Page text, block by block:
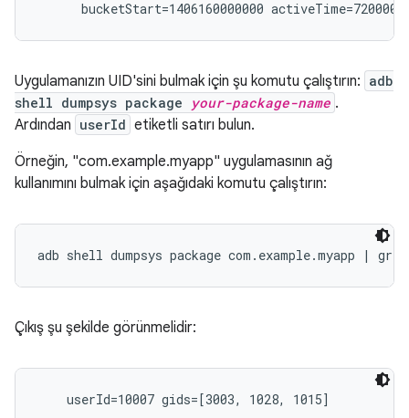
Uygulamanızın UID'sini bulmak için şu komutu çalıştırın: adb
shell dumpsys package
your-package-name .
Ardından userId etiketli satırı bulun.
Örneğin, "com.example.myapp" uygulamasının ağ
kullanımını bulmak için aşağıdaki komutu çalıştırın:
Çıkış şu şekilde görünmelidir: